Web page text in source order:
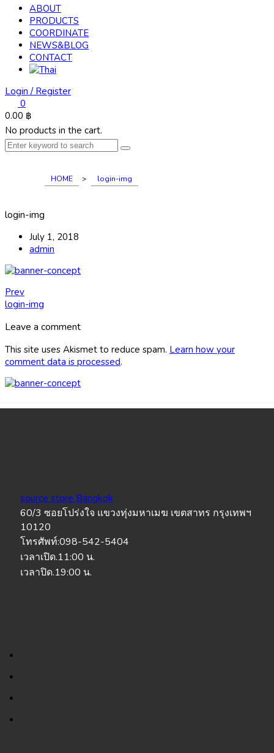
ABOUT
PRODUCTS
COORDINATE
NEWS&BLOG
CONTACT
Login / Register
0
0.00 ฿
No products in the cart.
HOME > login-img
login-img
July 1, 2018
admin
Prev
login-img
Leave a comment
This site uses Akismet to reduce spam. Learn how your
comment data is processed.
source store Bangkok
60/3 ซอยโปร่งใจ แขวงทุ่งมหาเมฆ เขตสาทร กรุงเทพฯ
10120
โทรศัพท์:098-542-5404
เวลาเปิด.11:00 น.
เวลาปิด.19:00 น.